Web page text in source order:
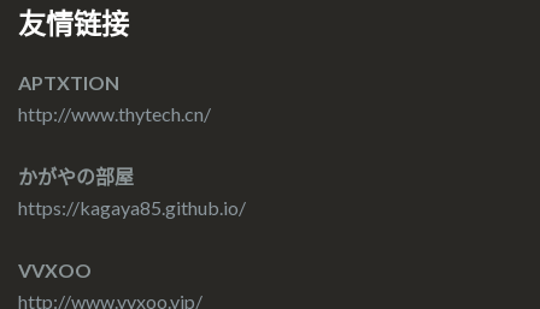
友情链接
APTXTION
http://www.thytech.cn/
かがやの部屋
https://kagaya85.github.io/
VVXOO
http://www.vvxoo.vip/